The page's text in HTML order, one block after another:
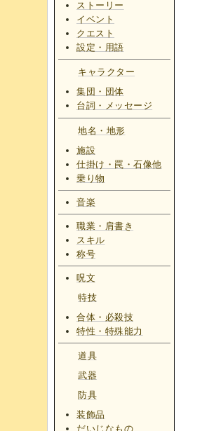
ストーリー
イベント
クエスト
設定・用語
キャラクター
集団・団体
台詞・メッセージ
地名・地形
施設
仕掛け・罠・石像他
乗り物
音楽
職業・肩書き
スキル
称号
呪文
特技
合体・必殺技
特性・特殊能力
道具
武器
防具
装飾品
だいじなもの